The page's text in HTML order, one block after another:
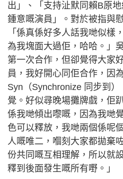
出」、「支持沚默同賴B原
鍾意嘅演員」。對於被指與
「係真係好多人話我哋似樣
為我塊面大過佢，哈哈。」
第一次合作，但卻覺得大家
員，我好開心同佢合作，因
Syn（Synchronize 同步到
覺。好似尋晚場攤牌戲，佢
係我哋傾出嚟嘅，因為我哋
色可以釋放，我哋兩個係呢
人嘅唯二，嗰刻大家都拋棄
份共同嘅互相理解，所以就
釋到後面發生嘅所有嘢。」